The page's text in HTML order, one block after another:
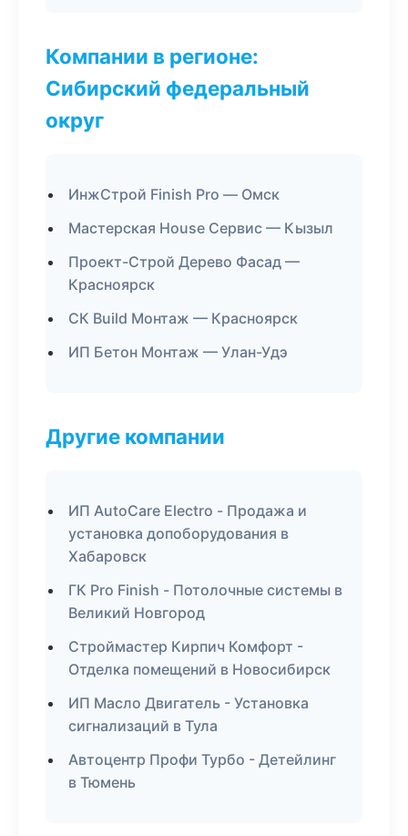
Компании в регионе:
Сибирский федеральный
округ
ИнжСтрой Finish Pro — Омск
Мастерская House Сервис — Кызыл
Проект-Строй Дерево Фасад —
Красноярск
СК Build Монтаж — Красноярск
ИП Бетон Монтаж — Улан-Удэ
Другие компании
ИП AutoCare Electro - Продажа и
установка допоборудования в
Хабаровск
ГК Pro Finish - Потолочные системы в
Великий Новгород
Строймастер Кирпич Комфорт -
Отделка помещений в Новосибирск
ИП Масло Двигатель - Установка
сигнализаций в Тула
Автоцентр Профи Турбо - Детейлинг
в Тюмень